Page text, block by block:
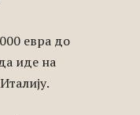
евра до
иде на